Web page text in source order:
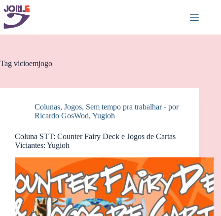
Pular
para
conteúdo
Tag vicioemjogo
Colunas, Jogos, Sem tempo pra trabalhar - por
Ricardo GosWod, Yugioh
Coluna STT: Counter Fairy Deck e Jogos de Cartas
Viciantes: Yugioh